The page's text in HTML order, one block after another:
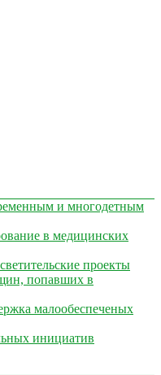
и многодетным
в медицинских
проекты
попавших в
малообеспеченых
инициатив